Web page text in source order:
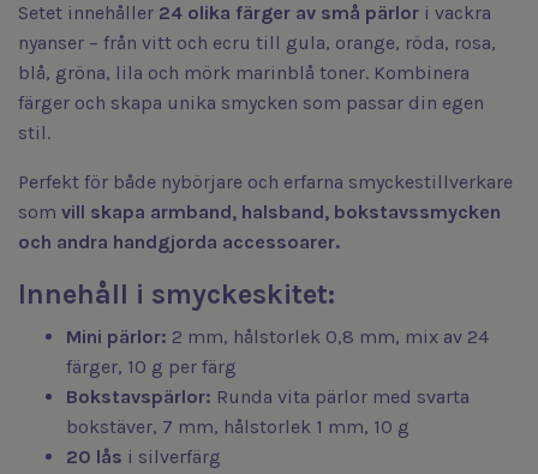
Setet innehåller 24 olika färger av små pärlor i vackra
nyanser – från vitt och ecru till gula, orange, röda, rosa,
blå, gröna, lila och mörk marinblå toner. Kombinera
färger och skapa unika smycken som passar din egen
stil.
Perfekt för både nybörjare och erfarna smyckestillverkare
som vill skapa armband, halsband, bokstavssmycken
och andra handgjorda accessoarer.
Innehåll i smyckeskitet:
Mini pärlor: 2 mm, hålstorlek 0,8 mm, mix av 24
färger, 10 g per färg
Bokstavspärlor: Runda vita pärlor med svarta
bokstäver, 7 mm, hålstorlek 1 mm, 10 g
20 lås i silverfärg